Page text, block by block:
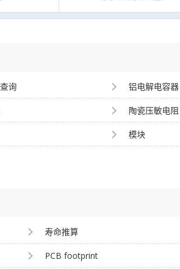
询 铝电解电容器
陶瓷压敏电阻
模块
寿命推算
PCB footprint